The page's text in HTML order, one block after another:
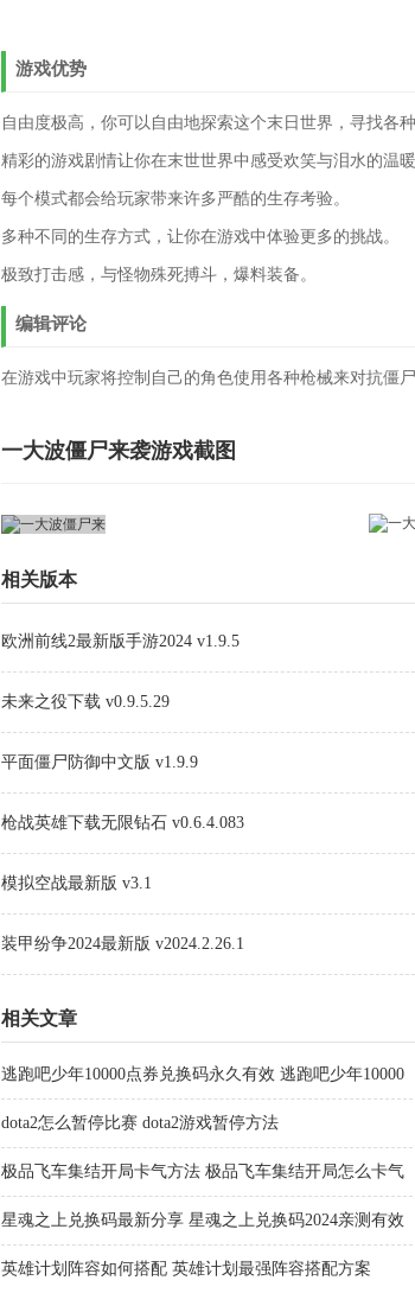
游戏优势
自由度极高，你可以自由地探索这个末日世界，寻找各种
精彩的游戏剧情让你在末世世界中感受欢笑与泪水的温暖
每个模式都会给玩家带来许多严酷的生存考验。
多种不同的生存方式，让你在游戏中体验更多的挑战。
极致打击感，与怪物殊死搏斗，爆料装备。
编辑评论
在游戏中玩家将控制自己的角色使用各种枪械来对抗僵
一大波僵尸来袭游戏截图
相关版本
欧洲前线2最新版手游2024 v1.9.5
未来之役下载 v0.9.5.29
平面僵尸防御中文版 v1.9.9
枪战英雄下载无限钻石 v0.6.4.083
模拟空战最新版 v3.1
装甲纷争2024最新版 v2024.2.26.1
相关文章
逃跑吧少年10000点券兑换码永久有效 逃跑吧少年10000
点券兑换码最新汇总
dota2怎么暂停比赛 dota2游戏暂停方法
极品飞车集结开局卡气方法 极品飞车集结开局怎么卡气
星魂之上兑换码最新分享 星魂之上兑换码2024亲测有效
汇总
英雄计划阵容如何搭配 英雄计划最强阵容搭配方案